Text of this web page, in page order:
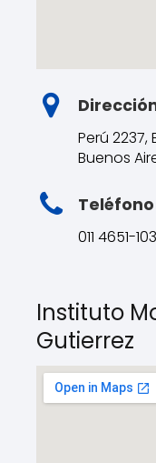
Perú 2237,
Buenos
Teléfono
011 4651-
Instituto
Gutierrez